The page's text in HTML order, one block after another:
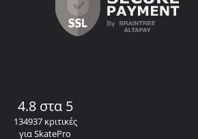
4.8 στα 5
134937 κριτικές
για SkatePro